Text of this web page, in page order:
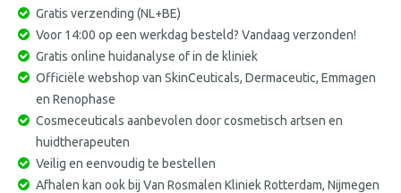
Gratis verzending (NL+BE)
Voor 14:00 op een werkdag besteld? Vandaag verzonden!
Gratis online huidanalyse of in de kliniek
Officiële webshop van SkinCeuticals, Dermaceutic, Emmagen
en Renophase
Cosmeceuticals aanbevolen door cosmetisch artsen en
huidtherapeuten
Veilig en eenvoudig te bestellen
Afhalen kan ook bij Van Rosmalen Kliniek Rotterdam, Nijmegen